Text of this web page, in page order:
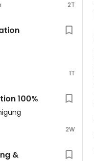
2T
1T
100%
2W
&